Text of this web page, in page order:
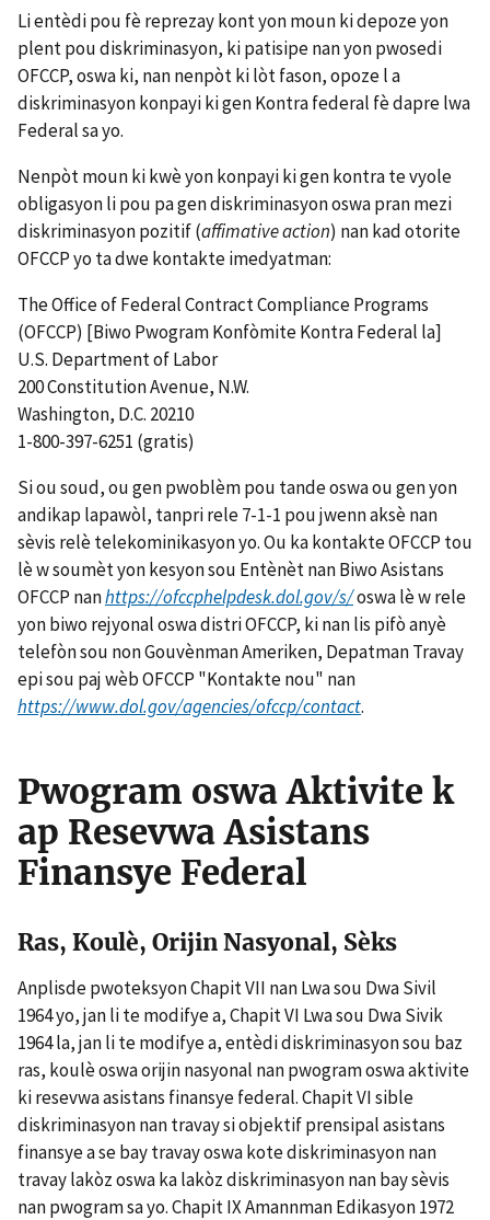
Li entèdi pou fè reprezay kont yon moun ki depoze yon
plent pou diskriminasyon, ki patisipe nan yon pwosedi
OFCCP, oswa ki, nan nenpòt ki lòt fason, opoze l a
diskriminasyon konpayi ki gen Kontra federal fè dapre lwa
Federal sa yo.
Nenpòt moun ki kwè yon konpayi ki gen kontra te vyole
obligasyon li pou pa gen diskriminasyon oswa pran mezi
diskriminasyon pozitif (affimative action) nan kad otorite
OFCCP yo ta dwe kontakte imedyatman:
The Office of Federal Contract Compliance Programs
(OFCCP) [Biwo Pwogram Konfòmite Kontra Federal la]
U.S. Department of Labor
200 Constitution Avenue, N.W.
Washington, D.C. 20210
1-800-397-6251 (gratis)
Si ou soud, ou gen pwoblèm pou tande oswa ou gen yon
andikap lapawòl, tanpri rele 7-1-1 pou jwenn aksè nan
sèvis relè telekominikasyon yo. Ou ka kontakte OFCCP tou
lè w soumèt yon kesyon sou Entènèt nan Biwo Asistans
OFCCP nanhttps://ofccphelpdesk.dol.gov/s/oswa lè w rele
yon biwo rejyonal oswa distri OFCCP, ki nan lis pifò anyè
telefòn sou non Gouvènman Ameriken, Depatman Travay
epi sou paj wèb OFCCP "Kontakte nou" nan
https://www.dol.gov/agencies/ofccp/contact.
Pwogram oswa Aktivite k
ap Resevwa Asistans
Finansye Federal
Ras, Koulè, Orijin Nasyonal, Sèks
Anplisde pwoteksyon Chapit VII nan Lwa sou Dwa Sivil
1964 yo, jan li te modifye a, Chapit VI Lwa sou Dwa Sivik
1964 la, jan li te modifye a, entèdi diskriminasyon sou baz
ras, koulè oswa orijin nasyonal nan pwogram oswa aktivite
ki resevwa asistans finansye federal. Chapit VI sible
diskriminasyon nan travay si objektif prensipal asistans
finansye a se bay travay oswa kote diskriminasyon nan
travay lakòz oswa ka lakòz diskriminasyon nan bay sèvis
nan pwogram sa yo. Chapit IX Amannman Edikasyon 1972